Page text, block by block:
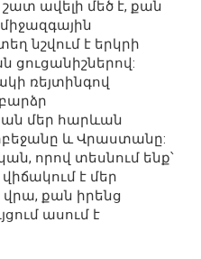
շատ ավելի մեծ է, քան
նշվում է երկրի
ռեյտինգով
մեր հարևան
և Վրաստանը:
որով տեսնում ենք՝
է մեր
վրա, քան իրենց
ասում է